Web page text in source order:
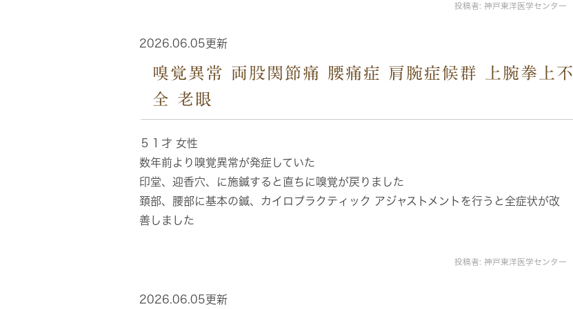
投稿者: 神戸東洋医学センター
2026.06.05更新
嗅覚異常 両股関節痛 腰痛症 肩腕症候群 上腕拳上不
全 老眼
５１才 女性
数年前より嗅覚異常が発症していた
印堂、迎香穴、に施鍼すると直ちに嗅覚が戻りました
頚部、腰部に基本の鍼、カイロプラクティック アジャストメントを行うと全症状が改
善しました
投稿者: 神戸東洋医学センター
2026.06.05更新